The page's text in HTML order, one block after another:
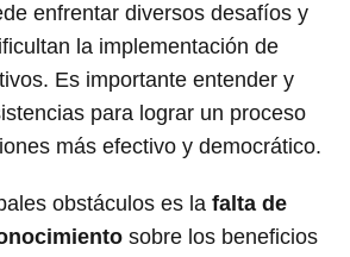
enfrentar diversos desafíos y
la implementación de
Es importante entender y
para lograr un proceso
más efectivo y democrático.
obstáculos es la falta de
sobre los beneficios